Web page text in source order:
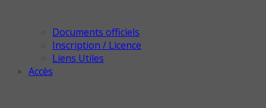
Documents officiels
Inscription / Licence
Liens Utiles
Accès